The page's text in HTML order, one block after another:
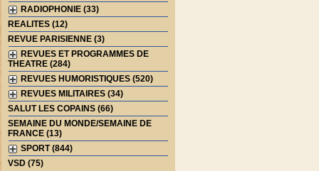
RADIOPHONIE (33)
REALITES (12)
REVUE PARISIENNE (3)
REVUES ET PROGRAMMES DE
THEATRE (284)
REVUES HUMORISTIQUES (520)
REVUES MILITAIRES (34)
SALUT LES COPAINS (66)
SEMAINE DU MONDE/SEMAINE DE
FRANCE (13)
SPORT (844)
VSD (75)